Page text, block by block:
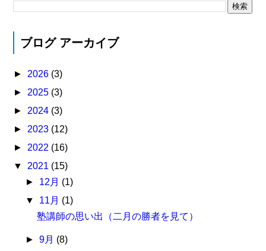
ブログ アーカイブ
► 2026 (3)
► 2025 (3)
► 2024 (3)
► 2023 (12)
► 2022 (16)
▼ 2021 (15)
► 12月 (1)
▼ 11月 (1)
塾講師の思い出（二月の勝者を見て）
► 9月 (8)